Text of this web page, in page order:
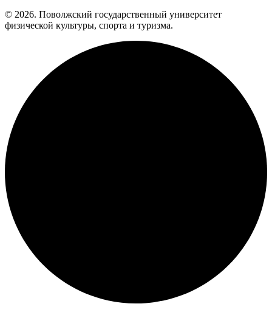
© 2026. Поволжский государственный университет
физической культуры, спорта и туризма.